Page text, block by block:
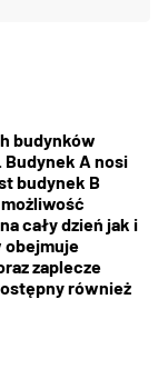
budynków
Budynek A nosi
budynek B
cały dzień jak i
obejmuje
zaplecze
również